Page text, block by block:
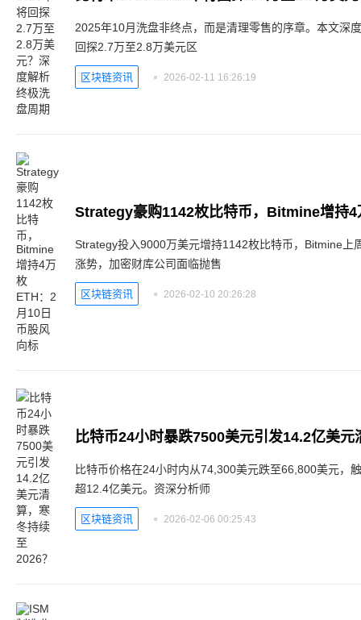
2025年10月洗盘非终点，而是清理零售的序章。本文深
回探2.7万至2.8万美元区
区块链资讯 2026-02-11 16:26:19
Strategy投入9000万美元增持1142枚比特币，Bitmine上
涨势，加密财库公司面临抛售
区块链资讯 2026-02-10 20:26:28
比特币24小时暴跌7500美元引发14.2亿美
比特币价格在24小时内从74,300美元跌至66,800美元，
超12.4亿美元。资深分析师
区块链资讯 2026-02-06 00:25:43